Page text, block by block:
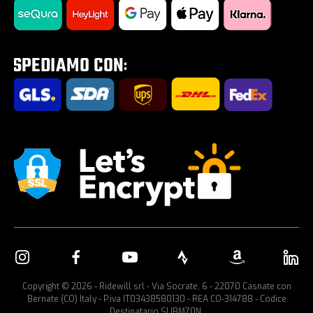
Saldi estivi 2026
Portabici per auto
Copyright © 2026 - Ridewill srl - Via Socrate, 6 - 22070 Casnate con
Bernate (CO) Italy - P.iva IT03438580130 - REA CO-314788 - Codice